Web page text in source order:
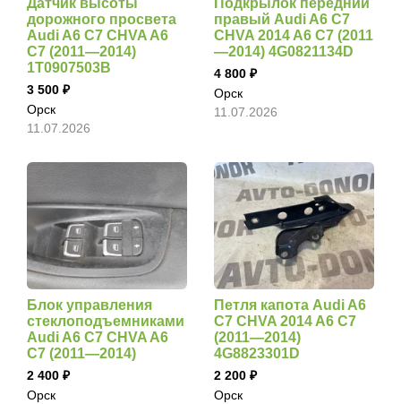
Датчик высоты
дорожного просвета
Audi A6 C7 CHVA A6
C7 (2011—2014)
1T0907503B
3 500
Орск
11.07.2026
Подкрылок передний
правый Audi A6 C7
CHVA 2014 A6 C7 (2011
—2014) 4G0821134D
4 800
Орск
11.07.2026
Блок управления
стеклоподъемниками
Audi A6 C7 CHVA A6
C7 (2011—2014)
2 400
Орск
Петля капота Audi A6
C7 CHVA 2014 A6 C7
(2011—2014)
4G8823301D
2 200
Орск